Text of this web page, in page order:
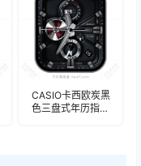
CASIO卡西欧炭黑
色三盘式年历指针